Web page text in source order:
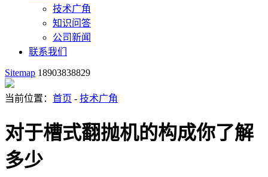
技术广角
知识问答
公司新闻
联系我们
Sitemap 18903838829
当前位置： 首页 - 技术广角
对于槽式翻抛机的构成你了解
多少